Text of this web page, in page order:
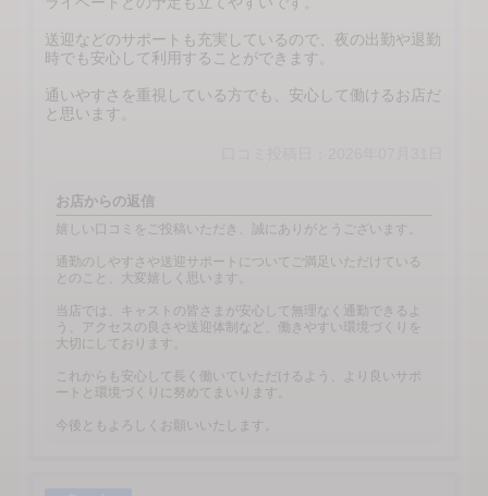
送迎などのサポートも充実しているので、夜の出勤や退勤
時でも安心して利用することができます。
通いやすさを重視している方でも、安心して働けるお店だ
と思います。
お店からの返信
嬉しい口コミをご投稿いただき、誠にありがとうございます。
通勤のしやすさや送迎サポートについてご満足いただけている
とのこと、大変嬉しく思います。
当店では、キャストの皆さまが安心して無理なく通勤できるよ
う、アクセスの良さや送迎体制など、働きやすい環境づくりを
大切にしております。
これからも安心して長く働いていただけるよう、より良いサポ
ートと環境づくりに努めてまいります。
今後ともよろしくお願いいたします。